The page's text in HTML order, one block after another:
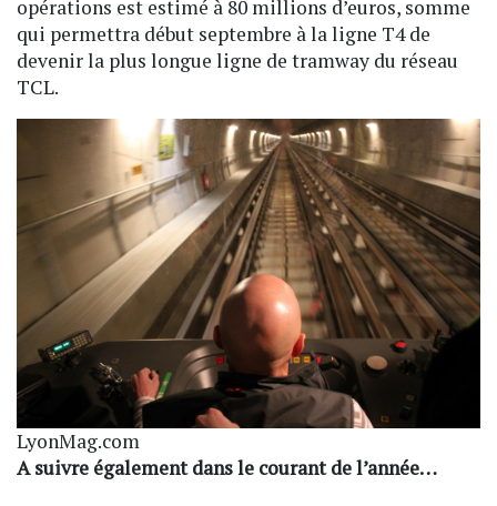
opérations est estimé à 80 millions d’euros, somme
qui permettra début septembre à la ligne T4 de
devenir la plus longue ligne de tramway du réseau
TCL.
LyonMag.com
A suivre également dans le courant de l’année…